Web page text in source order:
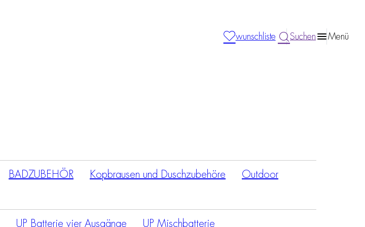
wunschliste Suchen Menü
BADZUBEHÖR Kopbrausen und Duschzubehöre Outdoor
UP Batterie vier Ausgänge UP Mischbatterie